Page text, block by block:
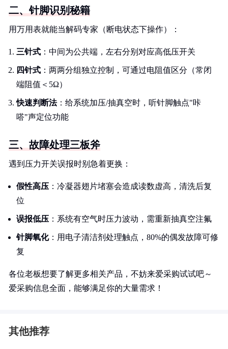
二、针脚识别秘籍
用万用表就能当解码专家（断电状态下操作）：
三针式 ：中间为公共端，左右分别对应高低压开关
四针式 ：两两分组独立控制，可通过电阻值区分（常闭
端阻值＜5Ω）
快速判断法：给系统加压/抽真空时，听针脚触点"咔
嗒"声定位功能
三、故障处理三板斧
遇到压力开关误报时别急着更换：
假性高压 ：冷凝器翅片堵塞会造成读数虚高，清洗后复
位
误报低压 ：系统有空气时压力波动，需重新抽真空注氟
针脚氧化：用电子清洁剂处理触点，80%的偶发故障可修
复
各位老板想要了解更多相关产品，不妨来爱采购试试吧～
爱采购信息全面，能够满足你的大量需求！
其他推荐